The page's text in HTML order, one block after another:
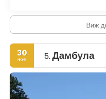
Виж
30
ное 5. Дамбула